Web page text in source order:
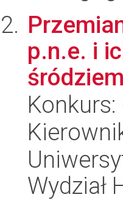
p.n.e. i
Konkurs:
Wydział